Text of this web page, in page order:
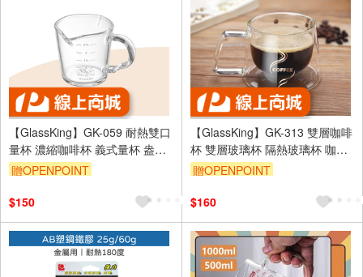
【GlassKing】GK-059 耐熱雙口
量杯 濃縮咖啡杯 義式量杯 盎司
杯 奶盅杯 玻璃量杯 刻度量杯
贈OPENPOINT
$150
【GlassKing】GK-313 雙層咖啡
杯 雙層玻璃杯 隔熱玻璃杯 咖啡
杯 水杯 茶杯 酒杯
贈OPENPOINT
$160